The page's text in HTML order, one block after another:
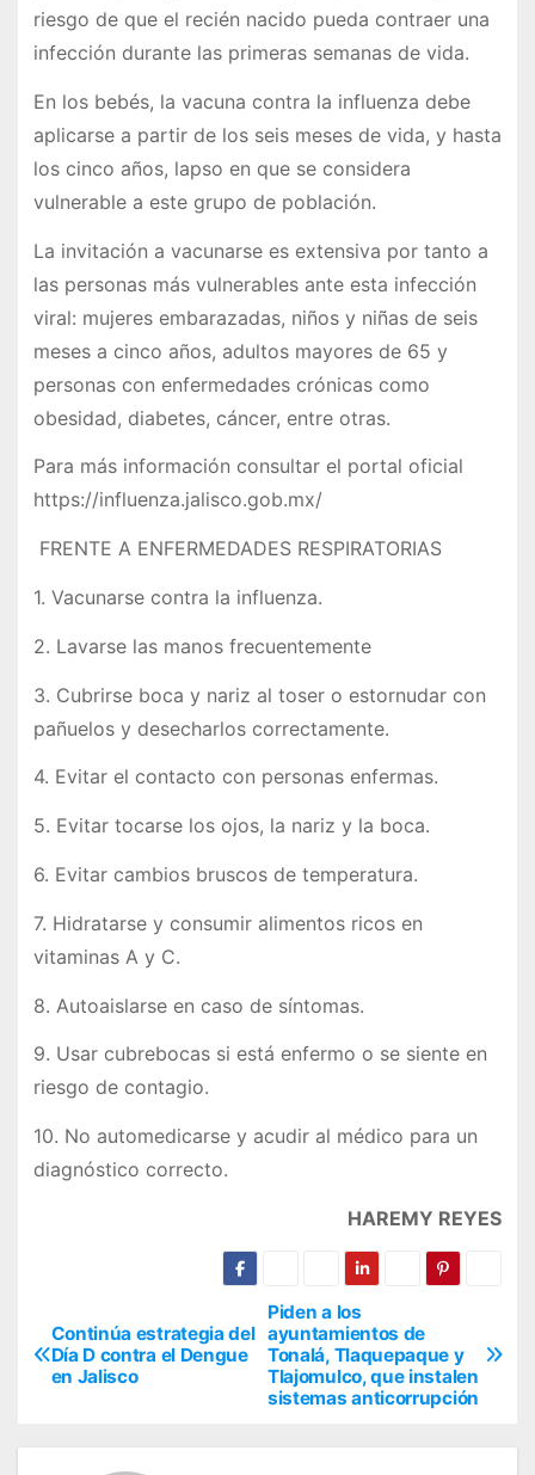
riesgo de que el recién nacido pueda contraer una
infección durante las primeras semanas de vida.
En los bebés, la vacuna contra la influenza debe
aplicarse a partir de los seis meses de vida, y hasta
los cinco años, lapso en que se considera
vulnerable a este grupo de población.
La invitación a vacunarse es extensiva por tanto a
las personas más vulnerables ante esta infección
viral: mujeres embarazadas, niños y niñas de seis
meses a cinco años, adultos mayores de 65 y
personas con enfermedades crónicas como
obesidad, diabetes, cáncer, entre otras.
Para más información consultar el portal oficial
https://influenza.jalisco.gob.mx/
FRENTE A ENFERMEDADES RESPIRATORIAS
1. Vacunarse contra la influenza.
2. Lavarse las manos frecuentemente
3. Cubrirse boca y nariz al toser o estornudar con
pañuelos y desecharlos correctamente.
4. Evitar el contacto con personas enfermas.
5. Evitar tocarse los ojos, la nariz y la boca.
6. Evitar cambios bruscos de temperatura.
7. Hidratarse y consumir alimentos ricos en
vitaminas A y C.
8. Autoaislarse en caso de síntomas.
9. Usar cubrebocas si está enfermo o se siente en
riesgo de contagio.
10. No automedicarse y acudir al médico para un
diagnóstico correcto.
HAREMY REYES
N
a
Piden a los
ayuntamientos de
Tonalá, Tlaquepaque y
Tlajomulco, que instalen
sistemas anticorrupción
Continúa estrategia del
Día D contra el Dengue
en Jalisco